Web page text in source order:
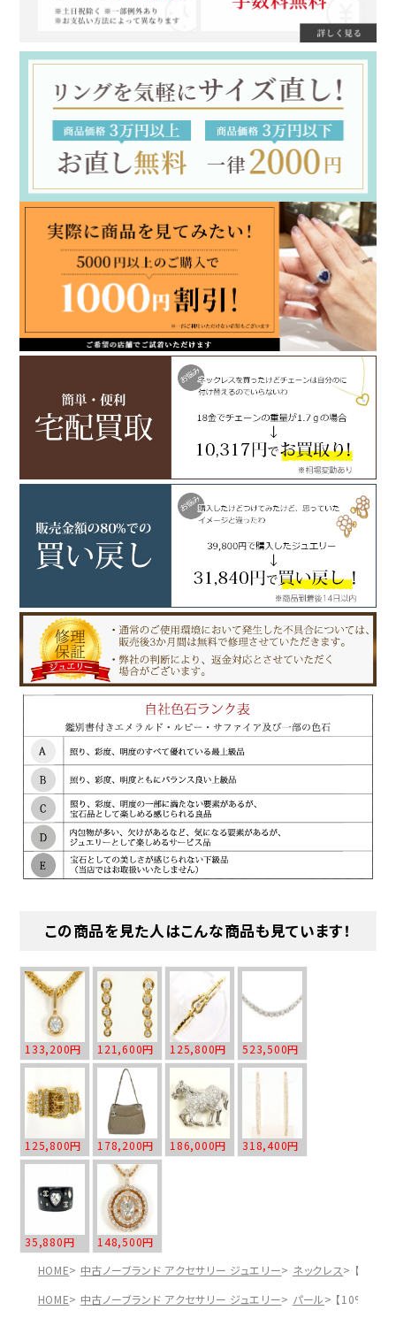
この商品を見た人はこんな商品も見ています！
133,200円 121,600円 125,800円 523,500円
125,800円 178,200円 186,000円 318,400円
35,880円
148,500円
HOME
中古ノーブランド アクセサリー ジュエリー ネックレス
【
HOME
中古ノーブランド アクセサリー ジュエリー パール 【10%OFF